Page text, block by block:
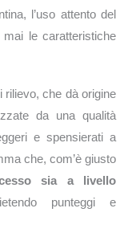
l’uso attento del
mai le caratteristiche
rilievo, che dà origine
da una qualità
e spensierati a
che, com’è giusto
sia a livello
punteggi e